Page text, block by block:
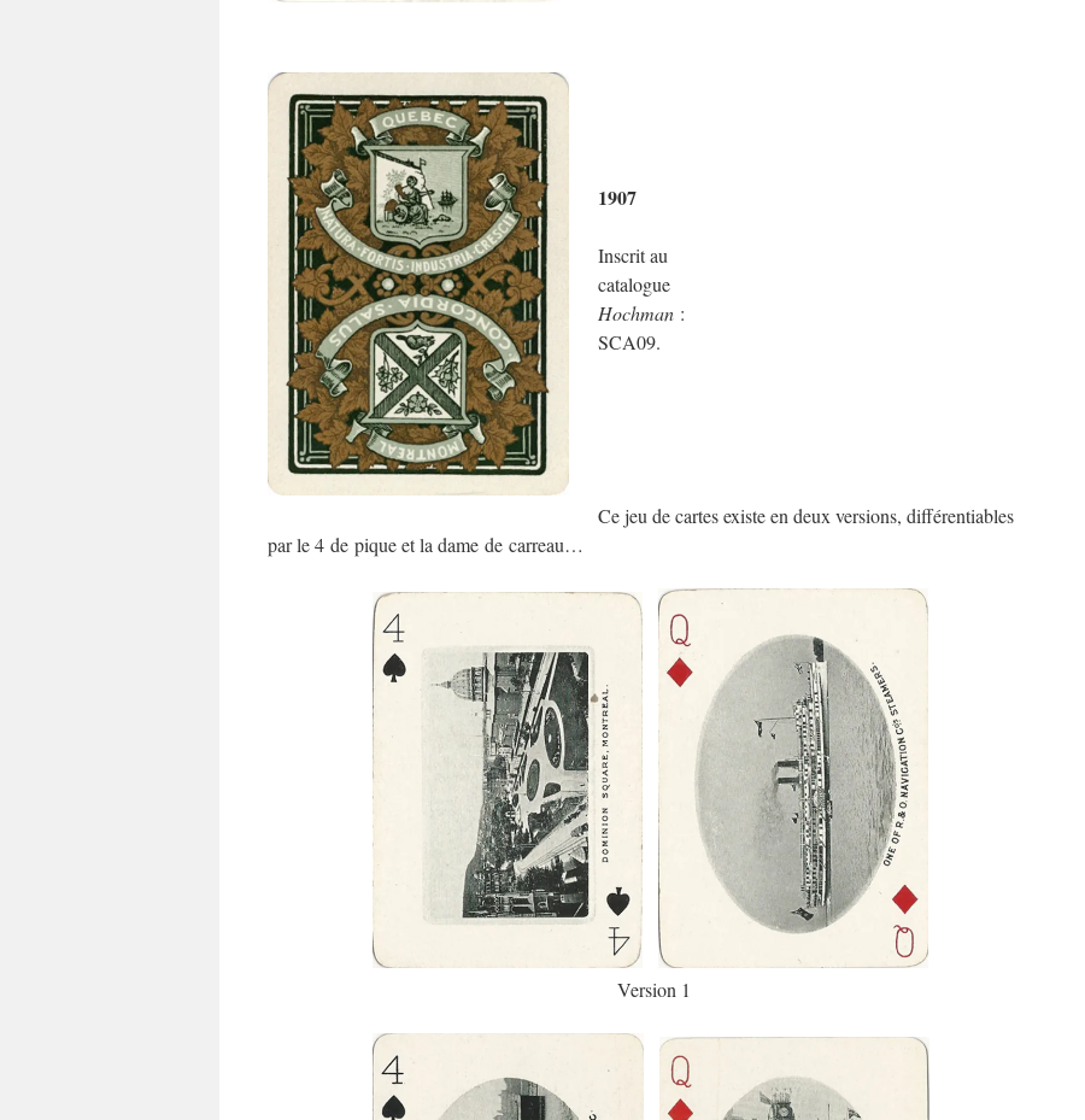
1907
Inscrit au
catalogue
Hochman :
SCA09.
Ce jeu de cartes existe en deux versions, différentiables
par le 4 de pique et la dame de carreau…
Version 1